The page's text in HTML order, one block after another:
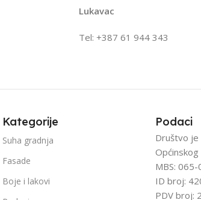
Lukavac
Tel: +387 61 944 343
Kategorije
Suha gradnja
Fasade
Boje i lakovi
Podaci
Društvo
Općinskog
MBS:
ID broj:
PDV broj: